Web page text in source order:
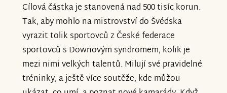
Cílová částka je stanovená nad 500 tisíc korun.
Tak, aby mohlo na mistrovství do Švédska
vyrazit tolik sportovců z České federace
sportovců s Downovým syndromem, kolik je
mezi nimi velkých talentů. Milují své pravidelné
tréninky, a ještě více soutěže, kde můžou